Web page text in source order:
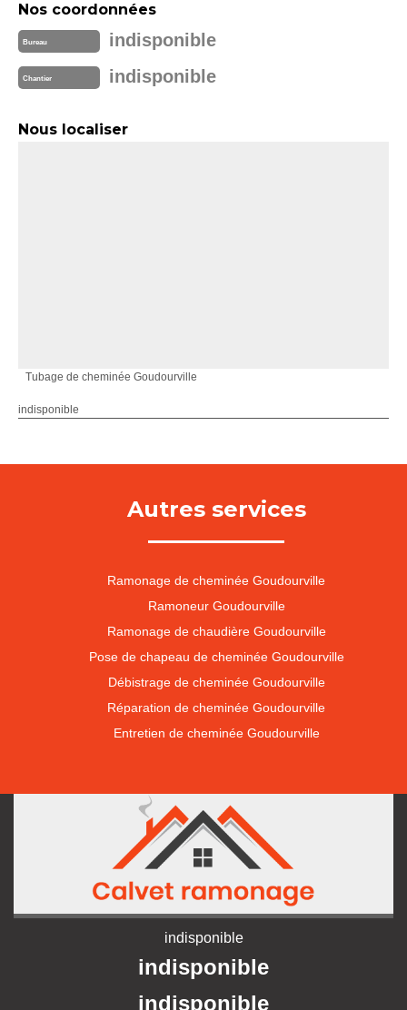
Nos coordonnées
Bureau indisponible
Chantier indisponible
Nous localiser
Tubage de cheminée Goudourville
indisponible
Autres services
Ramonage de cheminée Goudourville
Ramoneur Goudourville
Ramonage de chaudière Goudourville
Pose de chapeau de cheminée Goudourville
Débistrage de cheminée Goudourville
Réparation de cheminée Goudourville
Entretien de cheminée Goudourville
indisponible
indisponible
indisponible